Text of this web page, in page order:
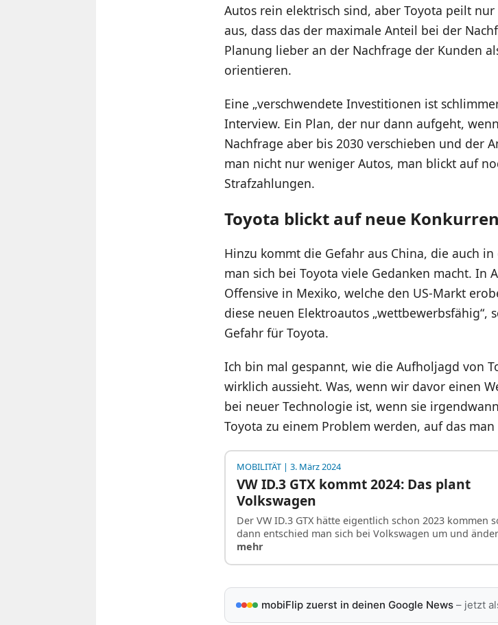
Autos rein elektrisch sind, aber Toyota peilt
aus, dass das der maximale Anteil bei der
Planung lieber an der Nachfrage der Kunden
orientieren.
Eine „verschwendete Investitionen ist
Interview. Ein Plan, der nur dann aufgeht,
Nachfrage aber bis 2030 verschieben und der
man nicht nur weniger Autos, man blickt auf
Strafzahlungen.
Toyota blickt auf neue
Hinzu kommt die Gefahr aus China, die auch
man sich bei Toyota viele Gedanken macht. In
Offensive in Mexiko, welche den US-Markt
diese neuen Elektroautos „wettbewerbsfähig“,
Gefahr für Toyota.
Ich bin mal gespannt, wie die Aufholjagd von
wirklich aussieht. Was, wenn wir davor einen
bei neuer Technologie ist, wenn sie
Toyota zu einem Problem werden, auf das
MOBILITÄT| 3. März 2024
VW ID.3 GTX kommt 2024: Das plant
Volkswagen
Der VW ID.3 GTX hätte eigentlich schon 2023 kommen
dann entschied man sich bei Volkswagen um und
mehr
mobiFlip zuerst in deinen Google News– jetzt